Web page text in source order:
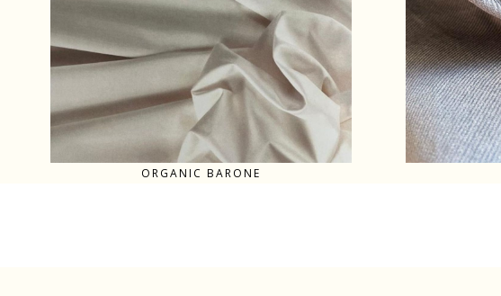
ORGANIC BARONE